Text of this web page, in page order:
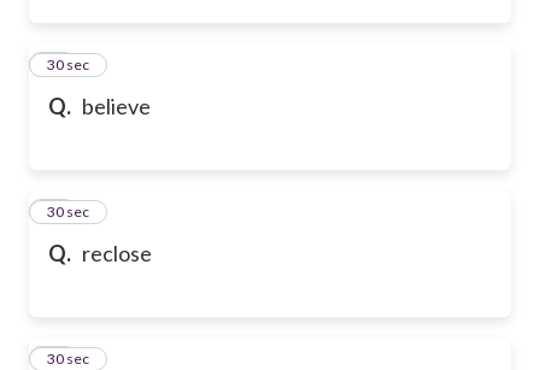
Q. believe
13
30 sec
Q. reclose
14
30 sec
15
30 sec